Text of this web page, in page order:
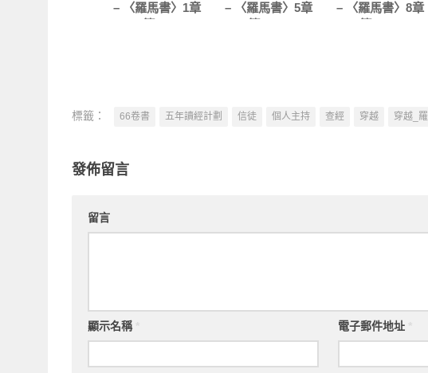
– 〈羅馬書〉1章
– 〈羅馬書〉5章
– 〈羅馬書〉8章
標籤： 66卷書 五年讀經計劃 信徒 個人主持 查經 穿越 穿越_羅
發佈留言
留言
顯示名稱 電子郵件地址